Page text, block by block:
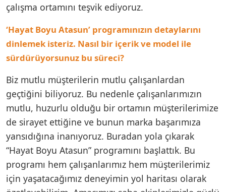
çalışma ortamını teşvik ediyoruz.
‘Hayat Boyu Atasun’ programınızın detaylarını
dinlemek isteriz. Nasıl bir içerik ve model ile
sürdürüyorsunuz bu süreci?
Biz mutlu müşterilerin mutlu çalışanlardan
geçtiğini biliyoruz. Bu nedenle çalışanlarımızın
mutlu, huzurlu olduğu bir ortamın müşterilerimize
de sirayet ettiğine ve bunun marka başarımıza
yansıdığına inanıyoruz. Buradan yola çıkarak
“Hayat Boyu Atasun” programını başlattık. Bu
programı hem çalışanlarımız hem müşterilerimiz
için yaşatacağımız deneyimin yol haritası olarak